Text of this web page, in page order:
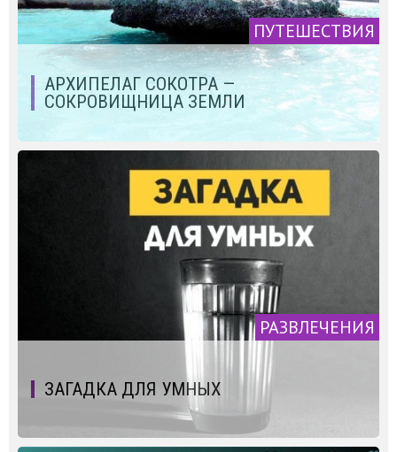
ПУТЕШЕСТВИЯ
АРХИПЕЛАГ СОКОТРА —
СОКРОВИЩНИЦА ЗЕМЛИ
РАЗВЛЕЧЕНИЯ
ЗАГАДКА ДЛЯ УМНЫХ